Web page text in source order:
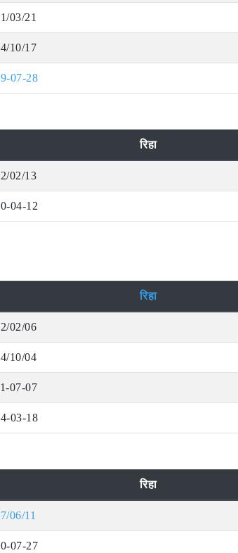
03/21
10/17
07-28
रिहा
02/13
04-12
रिहा
02/06
10/04
07-07
03-18
रिहा
06/11
07-27